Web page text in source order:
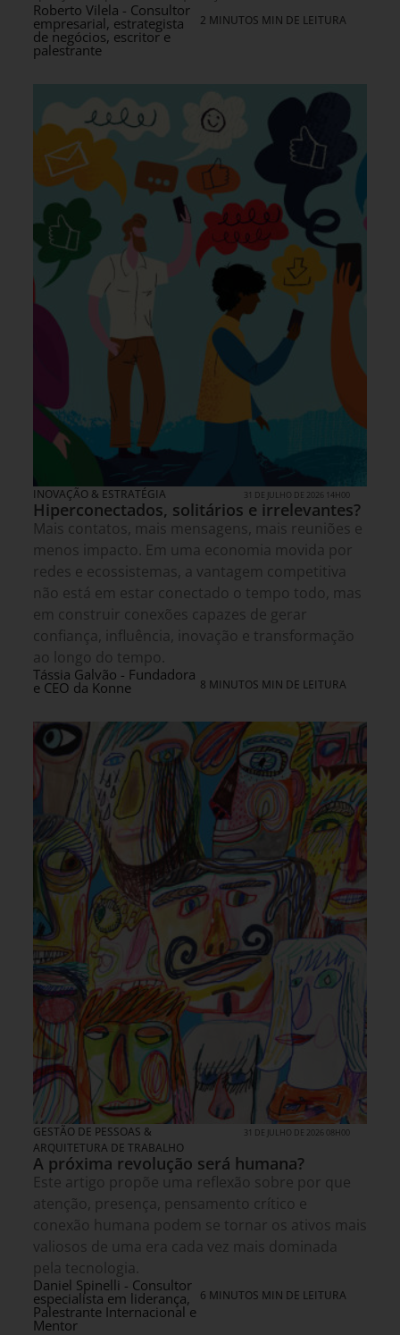
Roberto Vilela - Consultor
empresarial, estrategista
de negócios, escritor e
palestrante
2 MINUTOS MIN DE LEITURA
INOVAÇÃO & ESTRATÉGIA 31 DE JULHO DE 2026 14H00
Hiperconectados, solitários e irrelevantes?
Mais contatos, mais mensagens, mais reuniões e
menos impacto. Em uma economia movida por
redes e ecossistemas, a vantagem competitiva
não está em estar conectado o tempo todo, mas
em construir conexões capazes de gerar
confiança, influência, inovação e transformação
ao longo do tempo.
Tássia Galvão - Fundadora
e CEO da Konne 8 MINUTOS MIN DE LEITURA
GESTÃO DE PESSOAS &
ARQUITETURA DE TRABALHO
31 DE JULHO DE 2026 08H00
A próxima revolução será humana?
Este artigo propõe uma reflexão sobre por que
atenção, presença, pensamento crítico e
conexão humana podem se tornar os ativos mais
valiosos de uma era cada vez mais dominada
pela tecnologia.
Daniel Spinelli - Consultor
especialista em liderança,
Palestrante Internacional e
Mentor
6 MINUTOS MIN DE LEITURA